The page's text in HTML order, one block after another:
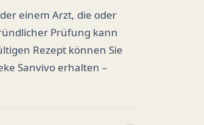
einem Arzt, die oder
Prüfung kann
Rezept können Sie
Sanvivo erhalten –